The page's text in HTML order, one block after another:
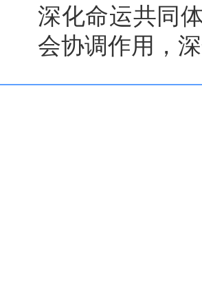
深化命运共同
会协调作用，